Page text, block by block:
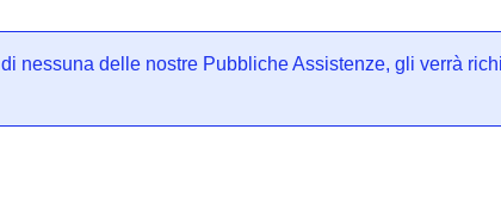
di nessuna delle nostre Pubbliche Assistenze, gli verrà